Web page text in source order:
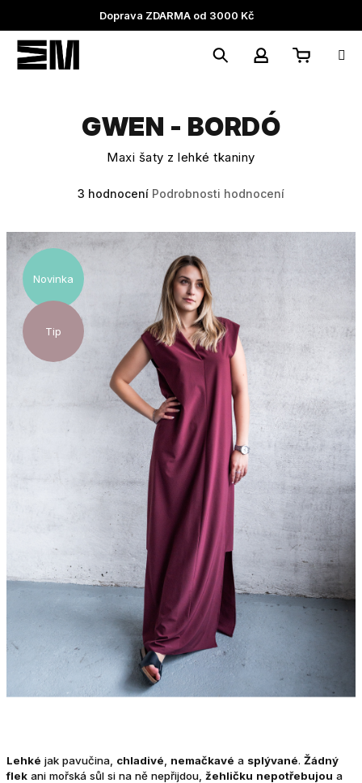
obsah
Doprava ZDARMA od 3000 Kč
Lehké jak pavučina, chladivé nemačkavé a splývané. Žádný
flek ani mořská sůl si na ně nepřijdou, žehličku nepotřebujou a
GWEN - BORDÓ
Maxi šaty z lehké tkaniny
4,3
hvězdiček.
3 hodnocení Podrobnosti hodnocení
Novinka
Tip